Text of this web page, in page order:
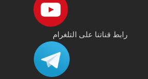
رابط قناتنا على التلغرام